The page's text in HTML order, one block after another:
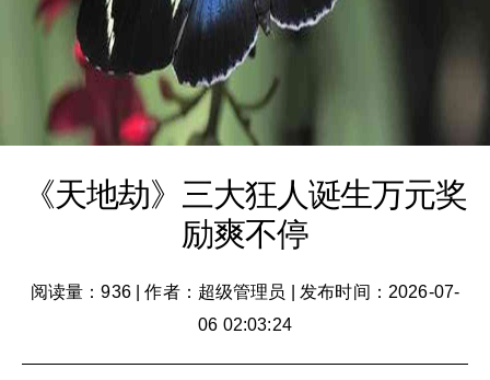
《天地劫》三大狂人诞生万元奖
励爽不停
阅读量：936|作者：超级管理员
发布时间：2026-07-
06 02:03:24